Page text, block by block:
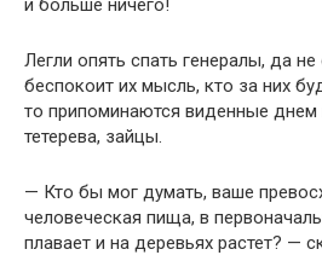
и больше ничего!
Легли опять спать генералы, да
беспокоит их мысль, кто за них
то припоминаются виденные
тетерева, зайцы.
— Кто бы мог думать, ваше
человеческая пища, в
плавает и на деревьях растет? —